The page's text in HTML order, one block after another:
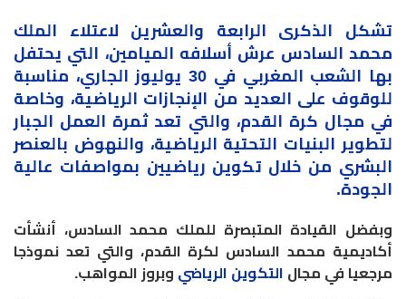
تشكل الذكرى الرابعة والعشرين لاعتلاء الملك
محمد السادس عرش أسلافه الميامين، التي يحتفل
بها
الشعب المغربي
في 30 يوليوز الجاري، مناسبة
للوقوف على العديد من الإنجازات الرياضية، وخاصة
في مجال كرة القدم، والتي تعد ثمرة العمل الجبار
لتطوير البنيات التحتية الرياضية، والنهوض بالعنصر
البشري من خلال تكوين رياضيين بمواصفات عالية
الجودة.
وبفضل القيادة المتبصرة للملك محمد السادس، أنشأت
أكاديمية محمد السادس لكرة القدم، والتي تعد نموذجا
مرجعيا في مجال
التكوين الرياضي وبروز المواهب.